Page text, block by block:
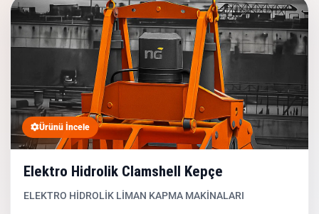
Ürünü İncele
Elektro Hidrolik Clamshell Kepçe
ELEKTRO HİDROLİK LİMAN KAPMA MAKİNALARI